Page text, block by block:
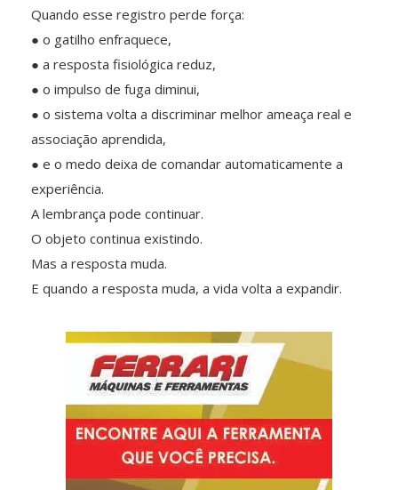
Quando esse registro perde força:
● o gatilho enfraquece,
● a resposta fisiológica reduz,
● o impulso de fuga diminui,
● o sistema volta a discriminar melhor ameaça real e
associação aprendida,
● e o medo deixa de comandar automaticamente a
experiência.
A lembrança pode continuar.
O objeto continua existindo.
Mas a resposta muda.
E quando a resposta muda, a vida volta a expandir.